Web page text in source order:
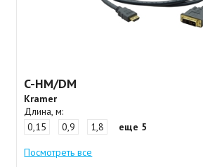
C-HM/DM
Kramer
Длина, м:
0,15
0,9 1,8
еще 5
Посмотреть все